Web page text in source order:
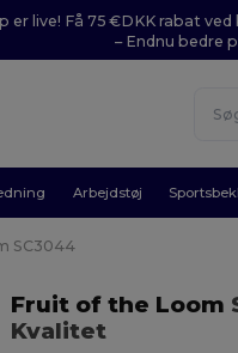
er live! Få 75 €DKK rabat
– Endnu bedre
Arbejdstøj
SC3044
Fruit of the Loom
Kvalitet